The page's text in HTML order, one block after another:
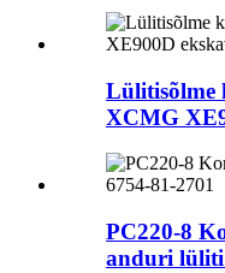
Lülitisõlme
XCMG
PC220-8
anduri lüliti